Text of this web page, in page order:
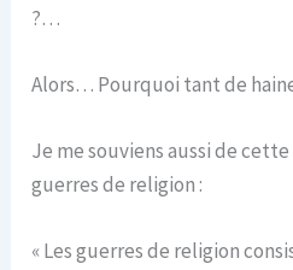
?…
Alors… Pourquoi tant de
Je me souviens aussi de
guerres de religion :
« Les guerres de religion